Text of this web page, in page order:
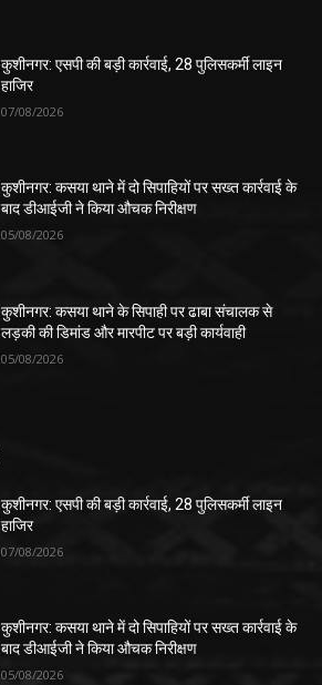
कुशीनगर: एसपी की बड़ी कार्रवाई, 28 पुलिसकर्मी लाइन
हाजिर
07/08/2026
कुशीनगर: कसया थाने में दो सिपाहियों पर सख्त कार्रवाई के
बाद डीआईजी ने किया औचक निरीक्षण
05/08/2026
कुशीनगर: कसया थाने के सिपाही पर ढाबा संचालक से
लड़की की डिमांड और मारपीट पर बड़ी कार्यवाही
05/08/2026
कुशीनगर: एसपी की बड़ी कार्रवाई, 28 पुलिसकर्मी लाइन
हाजिर
07/08/2026
कुशीनगर: कसया थाने में दो सिपाहियों पर सख्त कार्रवाई के
बाद डीआईजी ने किया औचक निरीक्षण
05/08/2026